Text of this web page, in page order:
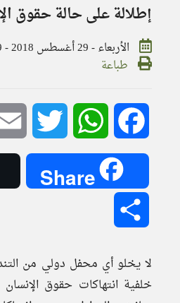
إطلالة على حالة حقوق
الأربعاء - 29 أغسطس 2018 - 21:45:19
طباعة
Facebook
WhatsApp
Twitter
Share
لا يخلو أي محفل دولي من
خلفية انتهاكات حقوق